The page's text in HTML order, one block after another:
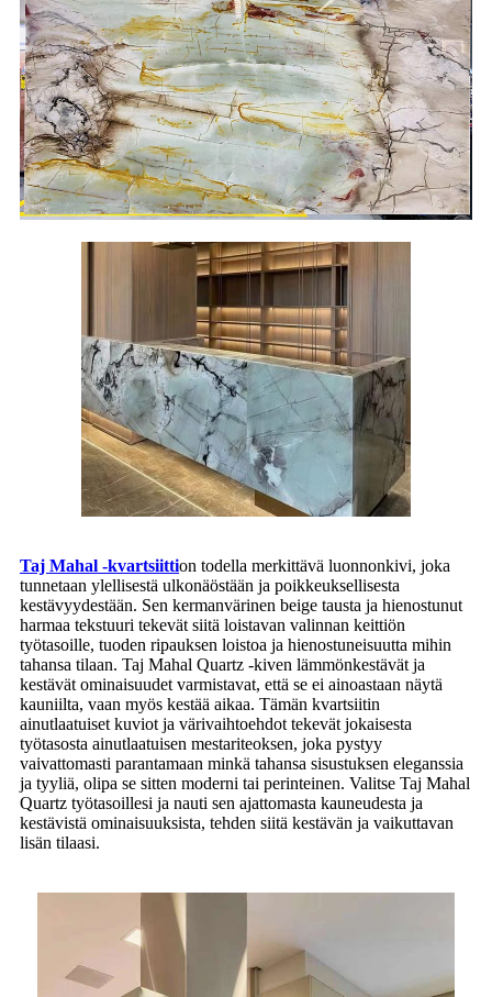
Taj Mahal -kvartsiittion todella merkittävä luonnonkivi, joka
tunnetaan ylellisestä ulkonäöstään ja poikkeuksellisesta
kestävyydestään. Sen kermanvärinen beige tausta ja hienostunut
harmaa tekstuuri tekevät siitä loistavan valinnan keittiön
työtasoille, tuoden ripauksen loistoa ja hienostuneisuutta mihin
tahansa tilaan. Taj Mahal Quartz -kiven lämmönkestävät ja
kestävät ominaisuudet varmistavat, että se ei ainoastaan ​​näytä
kauniilta, vaan myös kestää aikaa. Tämän kvartsiitin
ainutlaatuiset kuviot ja värivaihtoehdot tekevät jokaisesta
työtasosta ainutlaatuisen mestariteoksen, joka pystyy
vaivattomasti parantamaan minkä tahansa sisustuksen eleganssia
ja tyyliä, olipa se sitten moderni tai perinteinen. Valitse Taj Mahal
Quartz työtasoillesi ja nauti sen ajattomasta kauneudesta ja
kestävistä ominaisuuksista, tehden siitä kestävän ja vaikuttavan
lisän tilaasi.